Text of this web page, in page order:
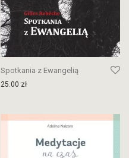
Spotkania z Ewangelią
25.00 zł